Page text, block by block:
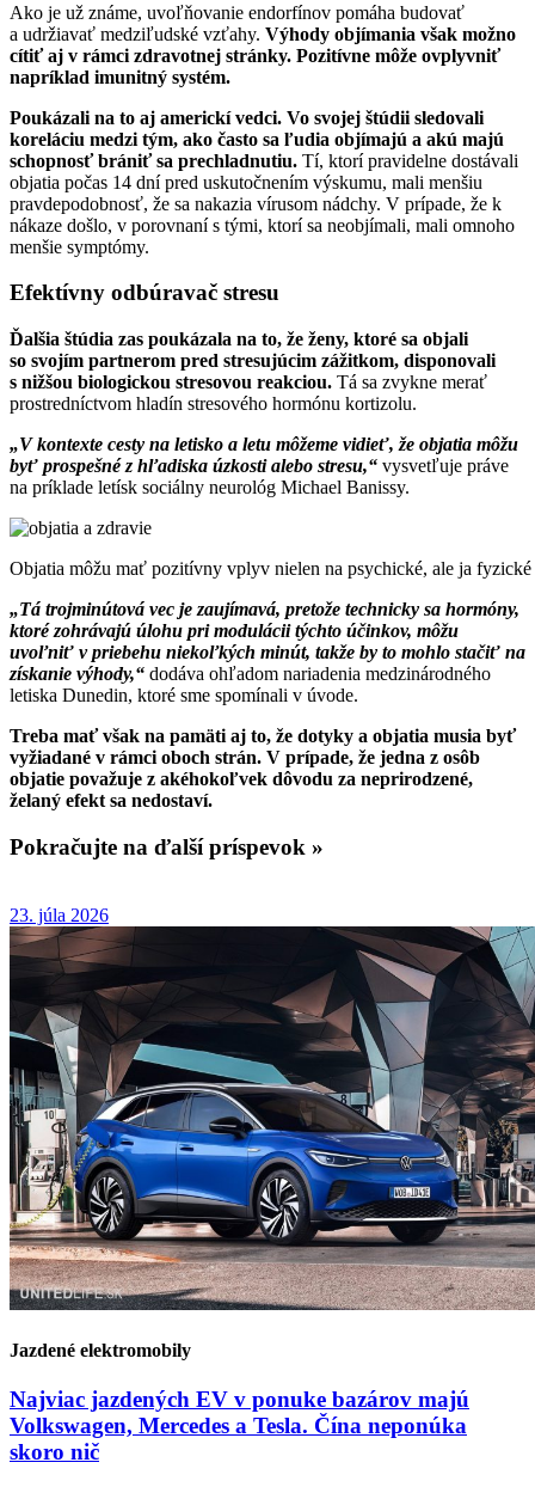
Ako je už známe, uvoľňovanie endorfínov pomáha budovať
a udržiavať medziľudské vzťahy. Výhody objímania však možno
cítiť aj v rámci zdravotnej stránky. Pozitívne môže ovplyvniť
napríklad imunitný systém.
Poukázali na to aj americkí vedci. Vo svojej štúdii sledovali
koreláciu medzi tým, ako často sa ľudia objímajú a akú majú
schopnosť brániť sa prechladnutiu. Tí, ktorí pravidelne dostávali
objatia počas 14 dní pred uskutočnením výskumu, mali menšiu
pravdepodobnosť, že sa nakazia vírusom nádchy. V prípade, že k
nákaze došlo, v porovnaní s tými, ktorí sa neobjímali, mali omnoho
menšie symptómy.
Efektívny odbúravač stresu
Ďalšia štúdia zas poukázala na to, že ženy, ktoré sa objali
so svojím partnerom pred stresujúcim zážitkom, disponovali
s nižšou biologickou stresovou reakciou. Tá sa zvykne merať
prostredníctvom hladín stresového hormónu kortizolu.
„V kontexte cesty na letisko a letu môžeme vidieť, že objatia môžu
byť prospešné z hľadiska úzkosti alebo stresu,“ vysvetľuje práve
na príklade letísk sociálny neurológ Michael Banissy.
Objatia môžu mať pozitívny vplyv nielen na psychické, ale ja
„Tá trojminútová vec je zaujímavá, pretože technicky sa hormóny,
ktoré zohrávajú úlohu pri modulácii týchto účinkov, môžu
uvoľniť v priebehu niekoľkých minút, takže by to mohlo stačiť na
získanie výhody,“ dodáva ohľadom nariadenia medzinárodného
letiska Dunedin, ktoré sme spomínali v úvode.
Treba mať však na pamäti aj to, že dotyky a objatia musia byť
vyžiadané v rámci oboch strán. V prípade, že jedna z osôb
objatie považuje z akéhokoľvek dôvodu za neprirodzené,
želaný efekt sa nedostaví.
Pokračujte na ďalší príspevok »
23. júla 2026
Jazdené elektromobily
Najviac jazdených EV v ponuke bazárov majú
Volkswagen, Mercedes a Tesla. Čína neponúka
skoro nič